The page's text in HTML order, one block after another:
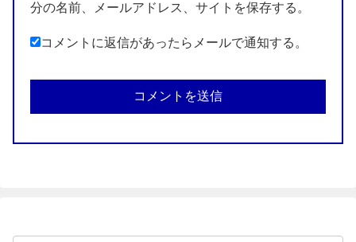
分の名前、メールアドレス、サイトを保存する。
コメントに返信があったらメールで通知する。